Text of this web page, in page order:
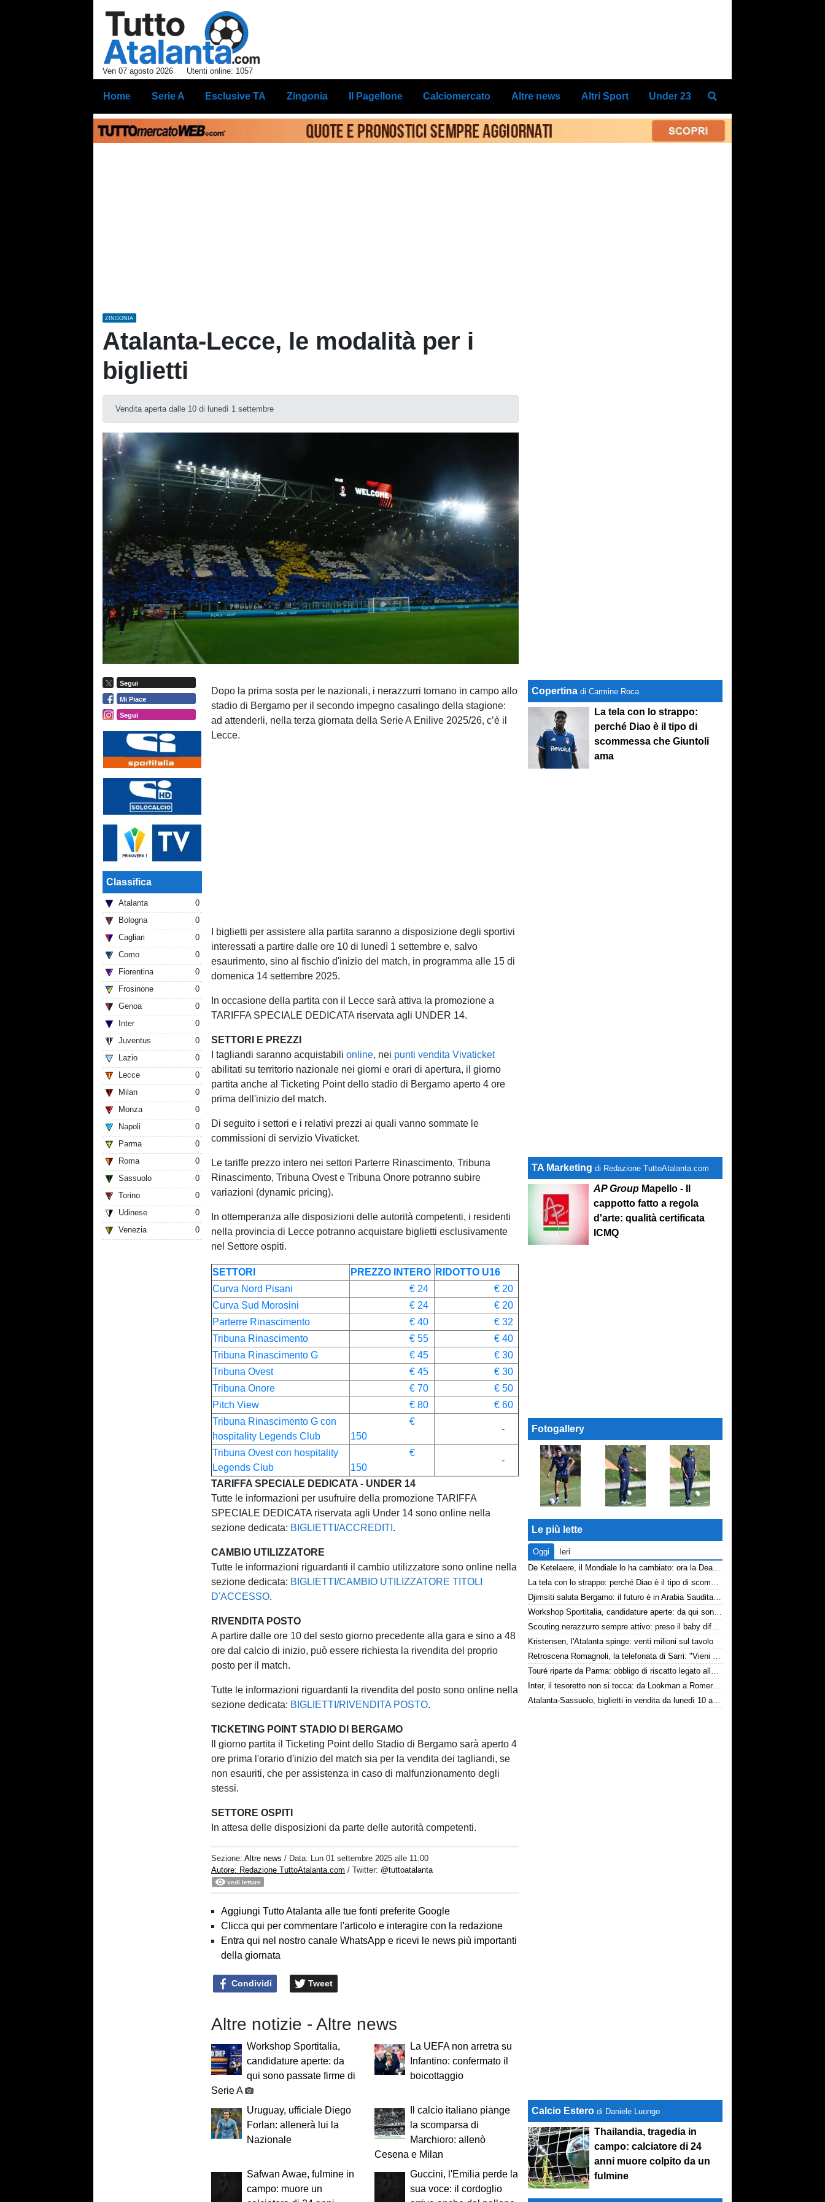
Ven 07 agosto 2026 Utenti online: 1057
Home Serie A Esclusive TA Zingonia Il Pagellone Calciomercato Altre news Altri Sport Under 23
ZINGONIA
Atalanta-Lecce, le modalità per i
biglietti
Vendita aperta dalle 10 di lunedì 1 settembre
Segui
Mi Piace
Segui
Classifica
Atalanta
0
Bologna
0
Cagliari
0
Como
0
Fiorentina
0
Frosinone
0
Genoa
0
Inter
0
Juventus
0
Lazio
0
Lecce
0
Milan
0
Monza
0
Napoli
0
Parma
0
Roma
0
Sassuolo
0
Torino
0
Udinese
0
Venezia
0
Dopo la prima sosta per le nazionali, i nerazzurri tornano in campo allo
stadio di Bergamo per il secondo impegno casalingo della stagione:
ad attenderli, nella terza giornata della Serie A Enilive 2025/26, c’è il
Lecce.
I biglietti per assistere alla partita saranno a disposizione degli sportivi
interessati a partire dalle ore 10 di lunedì 1 settembre e, salvo
esaurimento, sino al fischio d'inizio del match, in programma alle 15 di
domenica 14 settembre 2025.
In occasione della partita con il Lecce sarà attiva la promozione a
TARIFFA SPECIALE DEDICATA riservata agli UNDER 14.
SETTORI E PREZZI
I tagliandi saranno acquistabilionline, nei punti vendita Vivaticket
abilitati su territorio nazionale nei giorni e orari di apertura, il giorno
partita anche al Ticketing Point dello stadio di Bergamo aperto 4 ore
prima dell'inizio del match.
Di seguito i settori e i relativi prezzi ai quali vanno sommate le
commissioni di servizio Vivaticket.
Le tariffe prezzo intero nei settori Parterre Rinascimento, Tribuna
Rinascimento, Tribuna Ovest e Tribuna Onore potranno subire
variazioni (dynamic pricing).
In ottemperanza alle disposizioni delle autorità competenti, i residenti
nella provincia di Lecce potranno acquistare biglietti esclusivamente
nel Settore ospiti.
SETTORI PREZZO INTERO RIDOTTO U16
Curva Nord Pisani
€ 24
€ 20
Curva Sud Morosini
€ 24
€ 20
Parterre Rinascimento
€ 40
€ 32
Tribuna Rinascimento
€ 55
€ 40
Tribuna Rinascimento G
€ 45
€ 30
Tribuna Ovest
€ 45
€ 30
Tribuna Onore
€ 70
€ 50
Pitch View
€ 80
€ 60
Tribuna Rinascimento G con
hospitality Legends Club
€
150
-
Tribuna Ovest con hospitality
Legends Club
€
150
-
TARIFFA SPECIALE DEDICATA - UNDER 14
Tutte le informazioni per usufruire della promozione TARIFFA
SPECIALE DEDICATA riservata agli Under 14 sono online nella
sezione dedicata: BIGLIETTI/ACCREDITI .
CAMBIO UTILIZZATORE
Tutte le informazioni riguardanti il cambio utilizzatore sono online nella
sezione dedicata: BIGLIETTI/CAMBIO UTILIZZATORE TITOLI
D'ACCESSO.
RIVENDITA POSTO
A partire dalle ore 10 del sesto giorno precedente alla gara e sino a 48
ore dal calcio di inizio, può essere richiesta la rivendita del proprio
posto per il match.
Tutte le informazioni riguardanti la rivendita del posto sono online nella
sezione dedicata: BIGLIETTI/RIVENDITA POSTO.
TICKETING POINT STADIO DI BERGAMO
Il giorno partita il Ticketing Point dello Stadio di Bergamo sarà aperto 4
ore prima l'orario d'inizio del match sia per la vendita dei tagliandi, se
non esauriti, che per assistenza in caso di malfunzionamento degli
stessi.
SETTORE OSPITI
In attesa delle disposizioni da parte delle autorità competenti.
Sezione:Altre news / Data: Lun 01 settembre 2025 alle 11:00
Autore: Redazione TuttoAtalanta.com / Twitter: @tuttoatalanta
vedi letture
Aggiungi Tutto Atalanta alle tue fonti preferite Google
Clicca qui per commentare l'articolo e interagire con la redazione
Entra qui nel nostro canale WhatsApp e ricevi le news più importanti
della giornata
Condividi Tweet
Altre notizie - Altre news
Workshop Sportitalia,
candidature aperte: da
qui sono passate firme di
Serie A
La UEFA non arretra su
Infantino: confermato il
boicottaggio
Uruguay, ufficiale Diego
Forlan: allenerà lui la
Nazionale
Il calcio italiano piange
la scomparsa di
Marchioro: allenò
Cesena e Milan
Safwan Awae, fulmine in
campo: muore un
Guccini, l'Emilia perde la
sua voce: il cordoglio
Copertina di Carmine Roca
La tela con lo strappo:
perché Diao è il tipo di
scommessa che Giuntoli
ama
TA Marketing di Redazione TuttoAtalanta.com
AP Group Mapello - Il
cappotto fatto a regola
d'arte: qualità certificata
ICMQ
Fotogallery
Le più lette
Oggi
Ieri
De Ketelaere, il Mondiale lo ha cambiato: ora la Dea riparte da lui
La tela con lo strappo: perché Diao è il tipo di scommessa che Giuntoli ama
Djimsiti saluta Bergamo: il futuro è in Arabia Saudita! Tre milioni e firma biennale
Workshop Sportitalia, candidature aperte: da qui sono passate firme di Serie A
Scouting nerazzurro sempre attivo: preso il baby difensore 2010 Levačić
Kristensen, l'Atalanta spinge: venti milioni sul tavolo
Retroscena Romagnoli, la telefonata di Sarri: "Vieni con me a Bergamo"
Touré riparte da Parma: obbligo di riscatto legato alla salvezza
Inter, il tesoretto non si tocca: da Lookman a Romero, un anno di rinunce
Atalanta-Sassuolo, biglietti in vendita da lunedì 10 agosto
Calcio Estero di Daniele Luongo
Thailandia, tragedia in
campo: calciatore di 24
anni muore colpito da un
fulmine